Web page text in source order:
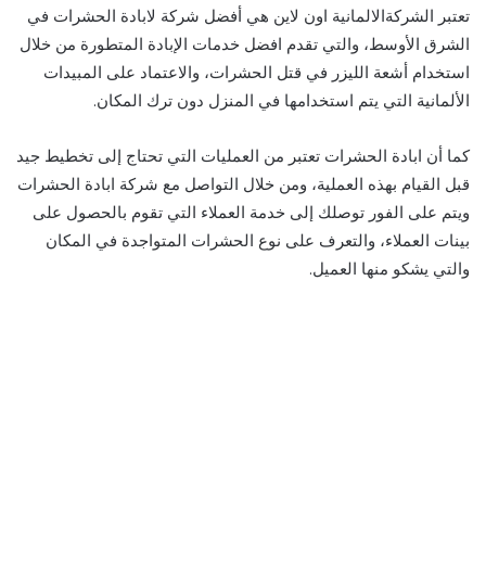
تعتبر الشركةالالمانية اون لاين هي أفضل شركة لابادة الحشرات في
الشرق الأوسط، والتي تقدم افضل خدمات الإبادة المتطورة من خلال
استخدام أشعة الليزر في قتل الحشرات، والاعتماد على المبيدات
الألمانية التي يتم استخدامها في المنزل دون ترك المكان.
كما أن ابادة الحشرات تعتبر من العمليات التي تحتاج إلى تخطيط جيد
قبل القيام بهذه العملية، ومن خلال التواصل مع شركة ابادة الحشرات
ويتم على الفور توصلك إلى خدمة العملاء التي تقوم بالحصول على
بينات العملاء، والتعرف على نوع الحشرات المتواجدة في المكان
والتي يشكو منها العميل.